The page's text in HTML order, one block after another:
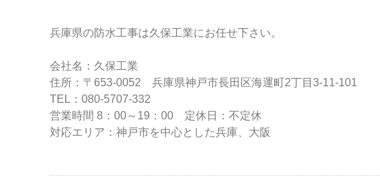
兵庫県の防水工事は久保工業にお任せ下さい。
会社名：久保工業
住所：〒653-0052 兵庫県神戸市長田区海運町2丁目3-11-101
TEL：080-5707-332
営業時間 8：00～19：00 定休日：不定休
対応エリア：神戸市を中心とした兵庫、大阪